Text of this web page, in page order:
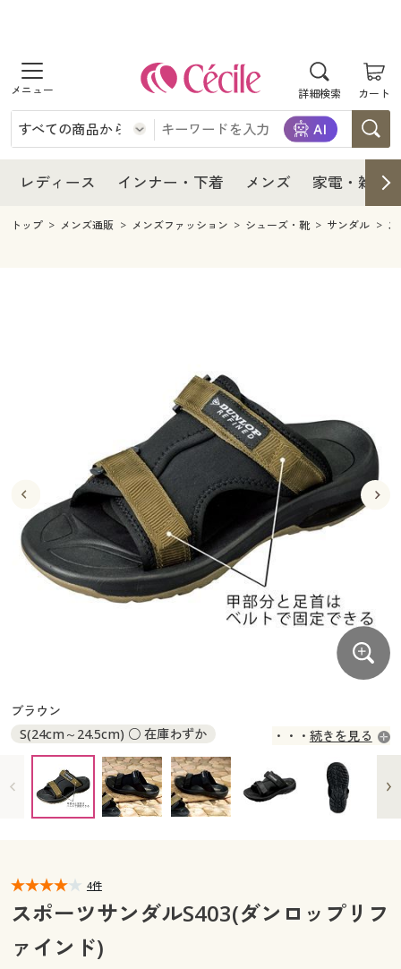
詳細検索 カート
商品を探す
レディース
レディースファッション
インナー・下着
インナー・下着通販すべて
メンズ
キッチン・雑貨・日用品
寝具・インテリア・家具通販すべて
寝具・ベッド
カーテン・ラグ・ファブリック
美容・健康・サプリメント
制服・スクールすべて
制服・学生服
ジュニア・ティーンズ下着
大きいサイズ
大きいサイズ通販すべて
大きいサイズ レディース服
大きいサイズ 事務・制服
バーゲン
バーゲンセール
詳細検索
カタログ・チラシからのご注文
デジタルカタログ
カタログ無料プレゼント
マイページ
閲覧履歴
レディース インナー・下着 メンズ 家電・雑貨
レディース
レディース通販すべて
レディースファッション
インナー・下着
インナー・下着通販すべて
メンズ
カーテン・ラグ・ファブリック
美容・健康・サプリメント
制服・学生服
ジュニア・ティーンズ下着
大きいサイズ通販すべて
大きいサイズ レディース服
大きいサイズ レディース下着
バーゲンセール
シークレットセール
詳細検索
商品カテゴリ一覧
カタログ無料プレゼント
会員メニュー
閲覧履歴
お気に入り
トップ メンズ通販 メンズファッション シューズ・靴 サンダル
ブラウン
S(24cm～24.5cm) ○ 在庫わずか
M(25cm～25.5cm) ◎ 在庫あり
L(26cm～26.5cm) ○ 在庫わずか
LL(27cm～27.5cm) ○ 在庫わずか
続きを見る
4件
スポーツサンダルS403(ダンロップリフ
ァインド)